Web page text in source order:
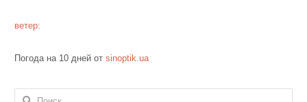
ветер:
Погода на 10 дней от sinoptik.ua
Найти: